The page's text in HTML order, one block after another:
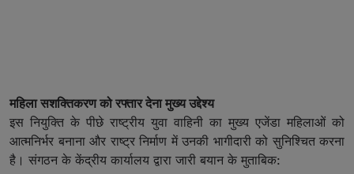
महिला सशक्तिकरण को रफ्तार देना मुख्य उद्देश्य
इस नियुक्ति के पीछे राष्ट्रीय युवा वाहिनी का मुख्य एजेंडा महिलाओं को
आत्मनिर्भर बनाना और राष्ट्र निर्माण में उनकी भागीदारी को सुनिश्चित करना
है। संगठन के केंद्रीय कार्यालय द्वारा जारी बयान के मुताबिक: